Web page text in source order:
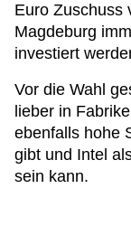
Euro Zuschuss
Magdeburg
investiert
Vor die Wahl
lieber in
ebenfalls hohe
gibt und Intel
sein kann.